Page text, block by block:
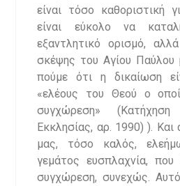
είναι τόσο καθοριστική
είναι εύκολο να
εξαντλητικό ορισμό,
σκέψης του Αγίου
πούμε ότι η δικαίωση
«ελέους του Θεού ο
συγχώρεση»
Εκκλησίας, αρ. 1990) ). Και
μας, τόσο καλός,
γεμάτος ευσπλαχνία, που
συγχώρεση, συνεχώς.